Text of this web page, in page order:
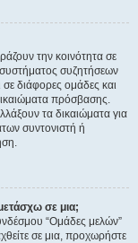
την κοινότητα σε
συστήματος συζητήσεων
διάφορες ομάδες και
πρόσβασης.
τα δικαιώματα για
συντονιστή ή
σε μια;
“Ομάδες μελών”
σε μια, προχωρήστε